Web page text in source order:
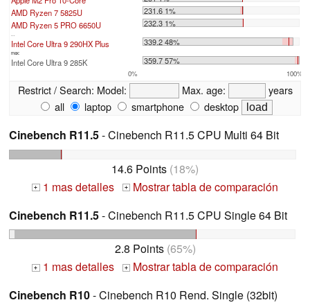
AMD Ryzen 7 5825U
231.6 1%
AMD Ryzen 5 PRO 6650U
232.3 1%
Intel Core Ultra 9 290HX Plus 339.2 48%
max:
Intel Core Ultra 9 285K 359.7 57%
0% 100%
Restrict / Search: Model: Max. age:
years
all
laptop smartphone desktop
Cinebench R11.5- Cinebench R11.5 CPU Multi 64 Bit
14.6 Points (18%)
+ 1 mas detalles +
Mostrar tabla de comparación
Cinebench R11.5- Cinebench R11.5 CPU Single 64 Bit
2.8 Points(65%)
+ 1 mas detalles +
Mostrar tabla de comparación
Cinebench R10- Cinebench R10 Rend. Single (32bit)